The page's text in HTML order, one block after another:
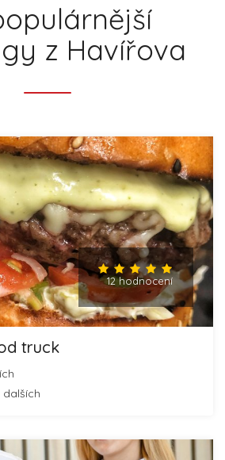
z Havířova
12 hodnocení
truck
dalších